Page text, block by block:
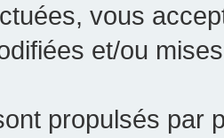
vous
et/ou
propulsés par